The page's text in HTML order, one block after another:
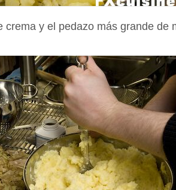
crema y el pedazo más grande de